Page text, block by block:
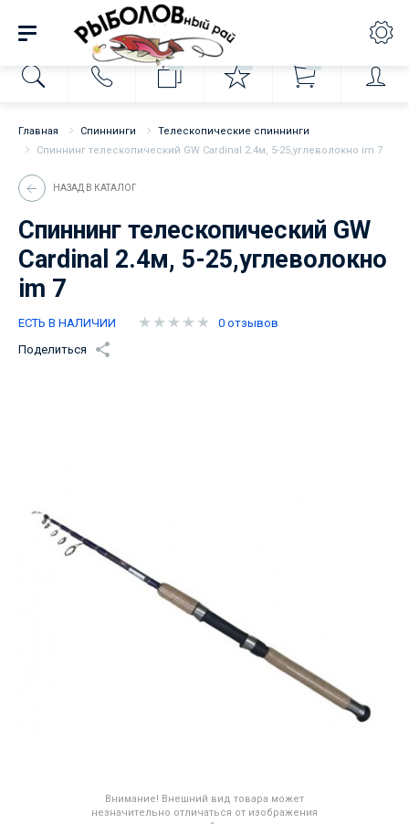
Главная Спиннинги
Телескопические спиннинги
Спиннинг телескопический GW Cardinal 2.4м, 5-25,углеволокно im 7
НАЗАД В КАТАЛОГ
Спиннинг телескопический GW
Cardinal 2.4м, 5-25,углеволокно
im 7
ЕСТЬ В НАЛИЧИИ
0 отзывов
Поделиться
Внимание! Внешний вид товара может
незначительно отличаться от изображения